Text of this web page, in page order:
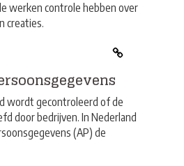
werken controle hebben over
creaties.
wordt gecontroleerd of de
door bedrijven. In Nederland
(AP) de